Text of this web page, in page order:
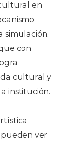
en
simulación.
con
cultural y
institución.
ver